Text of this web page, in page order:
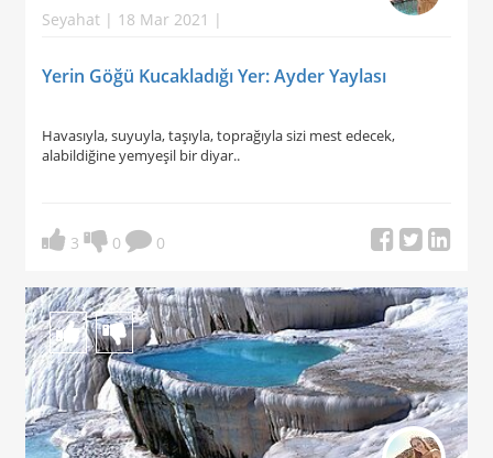
Seyahat | 18 Mar 2021 |
Yerin Göğü Kucakladığı Yer: Ayder Yaylası
Havasıyla, suyuyla, taşıyla, toprağıyla sizi mest edecek,
alabildiğine yemyeşil bir diyar..
3 0 0